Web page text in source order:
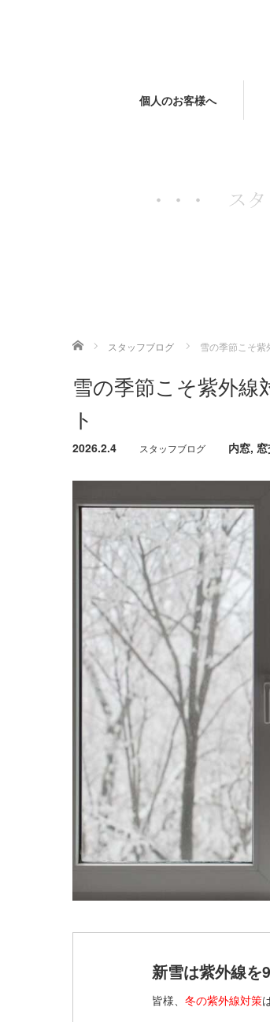
個人のお客様へ
ホーム スタッフブログ 雪の季節こそ紫
雪の季節こそ紫外線
ト
2026.2.4 スタッフブログ 内窓,
新雪は紫外線を
皆様、 冬の紫外線対策